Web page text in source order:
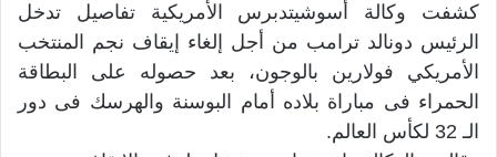
كشفت وكالة أسوشيتدبرس الأمريكية تفاصيل تدخل
الرئيس دونالد ترامب من أجل إلغاء إيقاف نجم المنتخب
الأمريكي فولارين بالوجون، بعد حصوله على البطاقة
الحمراء فى مباراة بلاده أمام البوسنة والهرسك فى دور
الـ 32 لكأس العالم.